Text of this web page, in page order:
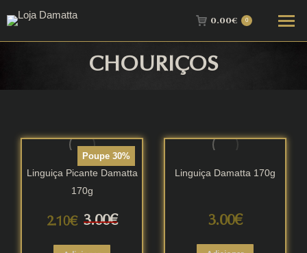
0.00€ 0
CHOURIÇOS
You are here:
Poupe 30%
Linguiça Picante Damatta
170g
3.00€
O
preço
2.10€ O
preço
Linguiça Damatta 170g
3.00€